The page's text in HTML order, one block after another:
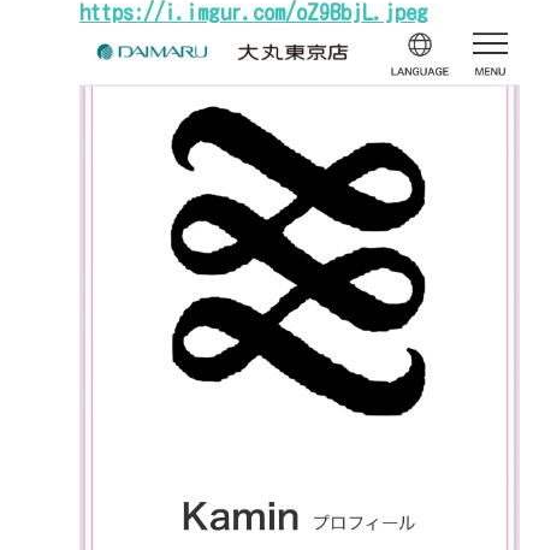
https://i.imgur.com/oZ9BbjL.jpeg